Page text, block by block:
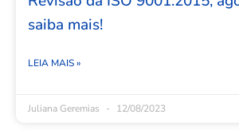
saiba mais!
LEIA MAIS »
Juliana Geremias 12/08/2023